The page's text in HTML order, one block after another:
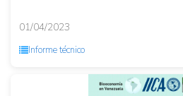
01/04/2023
Informe técnico